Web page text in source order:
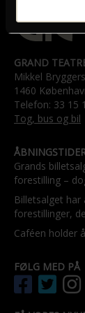
GRAND
Mikkel
1460
Telefon: 33 15
Tog, bus og bil
Grands
forestilling –
Billetsalget har
forestillinger,
Caféen holder
FØLG MED PÅ